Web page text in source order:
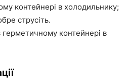
контейнері в холодильнику;
струсіть.
герметичному контейнері в